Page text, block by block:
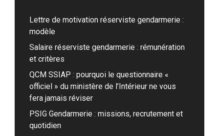
Lettre de motivation réserviste gendarmerie :
modèle
Salaire réserviste gendarmerie : rémunération
et critères
QCM SSIAP : pourquoi le questionnaire «
officiel » du ministère de l’Intérieur ne vous
fera jamais réviser
PSIG Gendarmerie : missions, recrutement et
quotidien